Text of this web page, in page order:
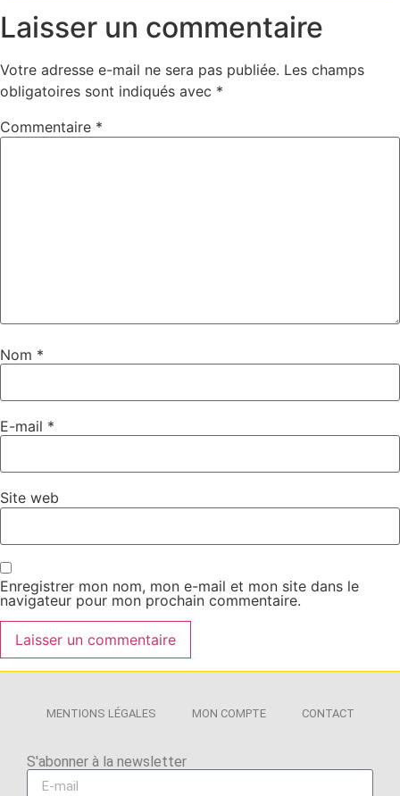
Laisser un commentaire
Votre adresse e-mail ne sera pas publiée. Les champs
obligatoires sont indiqués avec *
Commentaire *
Nom *
E-mail *
Site web
Enregistrer mon nom, mon e-mail et mon site dans le
navigateur pour mon prochain commentaire.
MENTIONS LÉGALES MON COMPTE CONTACT
S'abonner à la newsletter​